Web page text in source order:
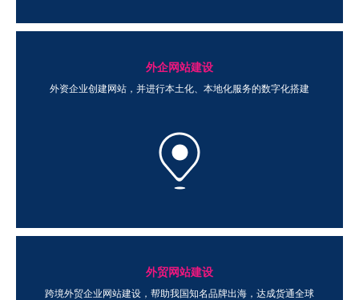
外企网站建设
外资企业创建网站，并进行本土化、本地化服务的数字化搭建
外贸网站建设
跨境外贸企业网站建设，帮助我国知名品牌出海，达成货通全球